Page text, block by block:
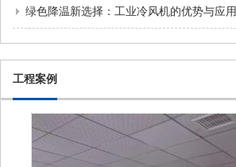
绿色降温新选择：工业冷风机的优势与应用
工程案例